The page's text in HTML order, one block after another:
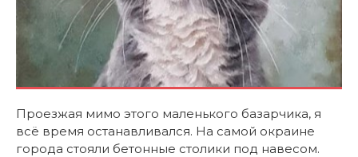
Проезжая мимо этого маленького базарчика, я
всё время останавливался. На самой окраине
города стояли бетонные столики под навесом.